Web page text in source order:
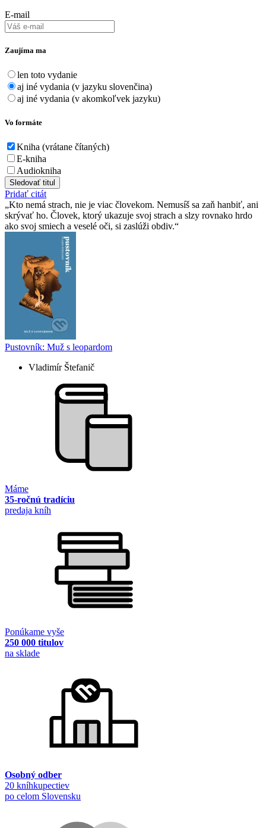
E-mail
Zaujíma ma
len toto vydanie
aj iné vydania (v jazyku slovenčina)
aj iné vydania (v akomkoľvek jazyku)
Vo formáte
Kniha (vrátane čítaných)
E-kniha
Audiokniha
Sledovať titul
Pridať citát
Kto nemá strach, nie je viac človekom. Nemusíš sa zaň hanbiť, ani
skrývať ho. Človek, ktorý ukazuje svoj strach a slzy rovnako hrdo
ako svoj smiech a veselé oči, si zaslúži obdiv.
Pustovník: Muž s leopardom
Vladimír Štefanič
Máme
35-ročnú tradíciu
predaja kníh
Ponúkame vyše
250 000 titulov
na sklade
Osobný odber
20 kníhkupectiev
po celom Slovensku